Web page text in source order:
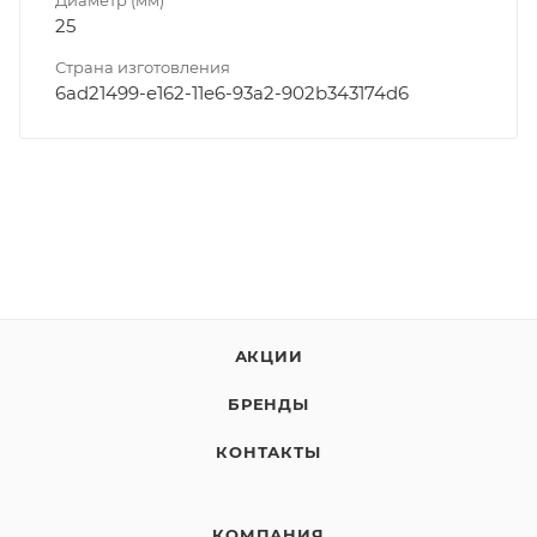
25
Страна изготовления
6ad21499-e162-11e6-93a2-902b343174d6
АКЦИИ
БРЕНДЫ
КОНТАКТЫ